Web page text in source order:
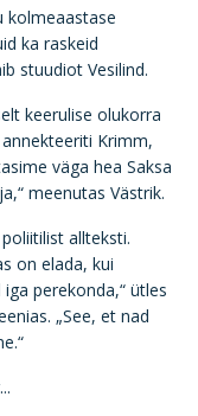
kolmeaastase
ka raskeid
stuudiot Vesilind.
keerulise olukorra
Krimm,
väga hea Saksa
meenutas Västrik.
allteksti.
on elada, kui
perekonda,“ ütles
„See, et nad